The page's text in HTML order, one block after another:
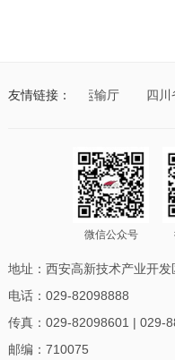
友情链接：
山西省交通运输厅 四川
微信公众号
地址：西安高新技术产业开
电话：029-82098888
传真：029-82098601 | 029-
邮编：710075